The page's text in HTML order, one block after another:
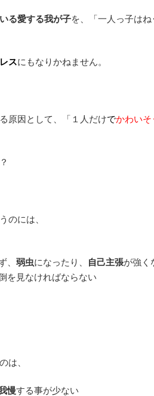
る愛する我が子を、「一人っ子は
スにもなりかねません。
原因として、「１人だけでかわいそ
のには、
、 弱虫になったり、 自己主張が強く
を見なければならない
は、
慢する事が少ない